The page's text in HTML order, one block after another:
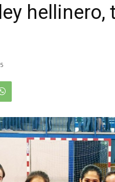
hellinero,